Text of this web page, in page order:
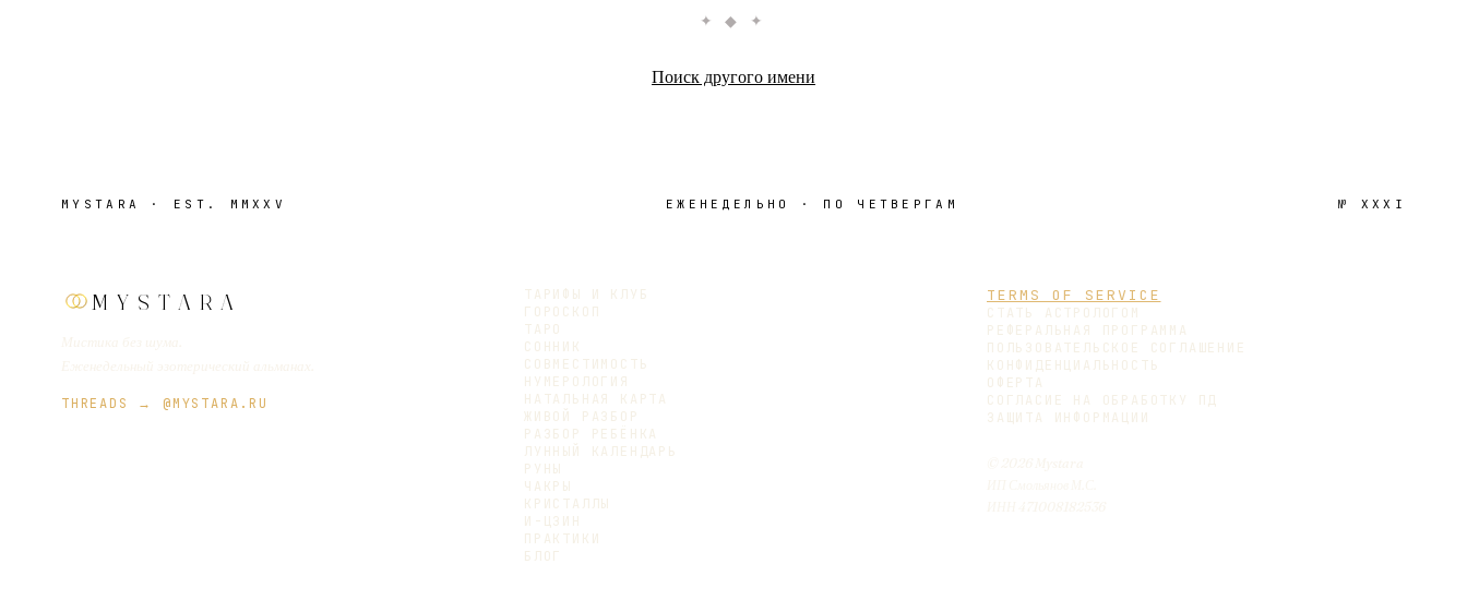
✦ ◆ ✦
Поиск другого имени
MYSTARA · EST. MMXXV ЕЖЕНЕДЕЛЬНО · ПО ЧЕТВЕРГАМ № XXXI
MYSTARA
THREADS → @MYSTARA.RU
ТАРИФЫ И КЛУБ
ГОРОСКОП
ТАРО
СОННИК
СОВМЕСТИМОСТЬ
НУМЕРОЛОГИЯ
НАТАЛЬНАЯ КАРТА
ЖИВОЙ РАЗБОР
РАЗБОР РЕБЁНКА
ЛУННЫЙ КАЛЕНДАРЬ
РУНЫ
ЧАКРЫ
КРИСТАЛЛЫ
И-ЦЗИН
ПРАКТИКИ
БЛОГ
TERMS OF SERVICE
СТАТЬ АСТРОЛОГОМ
РЕФЕРАЛЬНАЯ ПРОГРАММА
ПОЛЬЗОВАТЕЛЬСКОЕ СОГЛАШЕНИЕ
КОНФИДЕНЦИАЛЬНОСТЬ
ОФЕРТА
СОГЛАСИЕ НА ОБРАБОТКУ ПД
ЗАЩИТА ИНФОРМАЦИИ